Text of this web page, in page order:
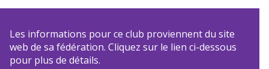
Les informations pour ce club proviennent du site
web de sa fédération. Cliquez sur le lien ci-dessous
pour plus de détails.